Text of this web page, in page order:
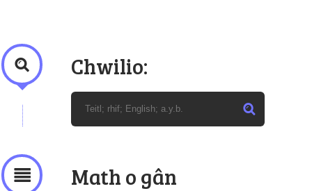
Chwilio:
Math o gân